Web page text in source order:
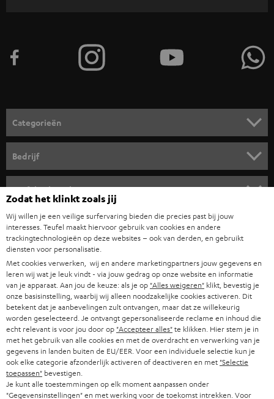
n
o
r
n
i
e
w
s
b
r
i
e
f
Categorieën
COMPLETE SYSTEMEN
SOUNDBARS
HIFI-SPEAKERS
BLUETOOTH
KOPTELEFOONS
BLUETOOTH KOPTELEFOONS
COMPLETE SETS
SPEAKERS
Bedrijf
PERS & MARKETING
B2B
PARTNERPROGRAMMA
BLOG
NEWSLETTER
STORES
Teufel online shops
DUITSLAND
OOSTENRIJK
ZWITSERLAND
NEDERLAND
BELGIË
FRANKRIJK
Zodat het klinkt zoals jij
Wij willen je een veilige surfervaring bieden die precies past bij jouw
interesses. Teufel maakt hiervoor gebruik van cookies en andere
trackingtechnologieën op deze websites – ook van derden, en gebruikt
diensten voor personalisatie.
Met cookies verwerken, wij en andere marketingpartners jouw gegevens en
leren wij wat je leuk vindt - via jouw gedrag op onze website en informatie
van je apparaat. Aan jou de keuze: als je op "Alles weigeren" klikt, bevestig je
onze basisinstelling, waarbij wij alleen noodzakelijke cookies activeren. Dit
betekent dat je aanbevelingen zult ontvangen, maar dat ze willekeurig
worden geselecteerd. Je ontvangt gepersonaliseerde reclame en inhoud die
echt relevant is voor jou door op "Accepteer alles"te klikken. Hier stem je in
met het gebruik van alle cookies en met de overdracht en verwerking van je
gegevens in landen buiten de EU/EER. Voor een individuele selectie kun je
ook elke categorie afzonderlijk activeren of deactiveren en met "Selectie
toepassen" bevestigen.
Je kunt alle toestemmingen op elk moment aanpassen onder
"Gegevensinstellingen" en met werking voor de toekomst intrekken. Voor